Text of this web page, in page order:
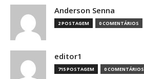
Anderson Senna
2 POSTAGEM 0 COMENTÁRIOS
editor1
715 POSTAGEM 0 COMENTÁRIOS